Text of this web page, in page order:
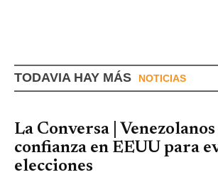
TODAVIA HAY MÁS NOTICIAS
La Conversa |
confianza en EEUU para
elecciones